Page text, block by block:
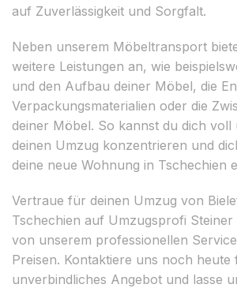
auf Zuverlässigkeit und Sorgfalt.
Neben unserem Möbeltransport
weitere Leistungen an, wie
und den Aufbau deiner Möbel, die
Verpackungsmaterialien oder die
deiner Möbel. So kannst du dich voll
deinen Umzug konzentrieren und
deine neue Wohnung in Tschechien
Vertraue für deinen Umzug von
Tschechien auf Umzugsprofi
von unserem professionellen
Preisen. Kontaktiere uns noch heute
unverbindliches Angebot und lasse